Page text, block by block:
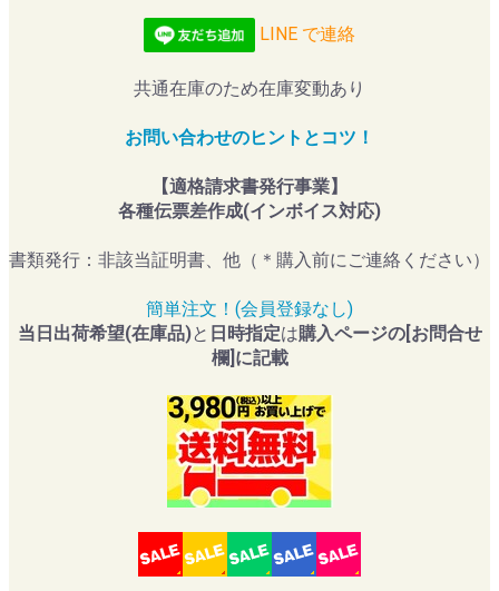
LINE で連絡
共通在庫のため在庫変動あり
お問い合わせのヒントとコツ！
【適格請求書発行事業】
各種伝票差作成(インボイス対応)
書類発行：非該当証明書、他（＊購入前にご連絡ください）
簡単注文！(会員登録なし)
当日出荷希望(在庫品)と 日時指定は購入ページの[お問合せ
欄]に記載